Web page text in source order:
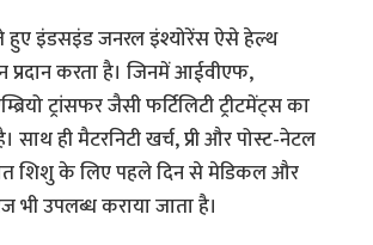
हुए इंडसइंड जनरल इंश्योरेंस ऐसे हेल्थ
प्रदान करता है। जिनमें आईवीएफ,
ट्रांसफर जैसी फर्टिलिटी ट्रीटमेंट्स का
ही मैटरनिटी खर्च, प्री और पोस्ट-नेटल
शिशु के लिए पहले दिन से मेडिकल और
उपलब्ध कराया जाता है।